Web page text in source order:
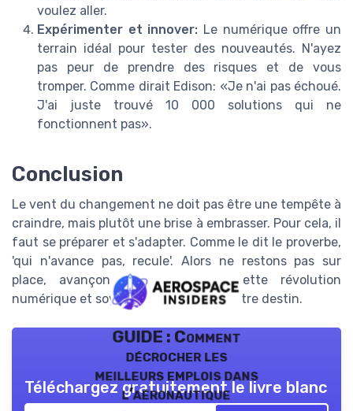
voulez aller.
Expérimenter et innover: Le numérique offre un
terrain idéal pour tester des nouveautés. N'ayez
pas peur de prendre des risques et de vous
tromper. Comme dirait Edison: «Je n'ai pas échoué.
J'ai juste trouvé 10 000 solutions qui ne
fonctionnent pas».
Conclusion
Le vent du changement ne doit pas être une tempête à
craindre, mais plutôt une brise à embrasser. Pour cela, il
faut se préparer et s'adapter. Comme le dit le proverbe,
'qui n'avance pas, recule'. Alors ne restons pas sur
place, avançons ensemble vers cette révolution
numérique et soyons les maîtres de notre destin.
GUIDE : Comment
décrocher les
meilleurs emplois dans
l’aéronautique
Téléchargez gratuitement le livre blanc